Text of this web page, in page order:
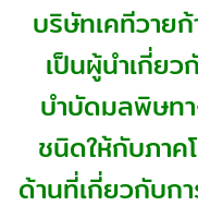
บริษัทเคทีวาย
เป็นผู้นำเกี่ย
บำบัดมลพิษท
ชนิดให้กับภาค
ด้านที่เกี่ยวกับก